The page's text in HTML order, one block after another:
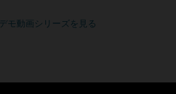
デモ動画シリーズを見る